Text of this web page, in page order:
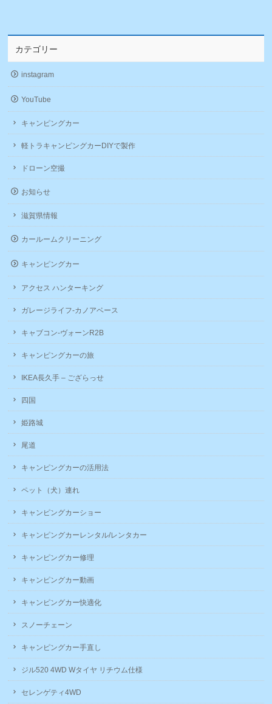
カテゴリー
instagram
YouTube
キャンピングカー
軽トラキャンピングカーDIYで製作
ドローン空撮
お知らせ
滋賀県情報
カールームクリーニング
キャンピングカー
アクセス ハンターキング
ガレージライフ-カノアベース
キャブコン-ヴォーンR2B
キャンピングカーの旅
IKEA長久手 – ござらっせ
四国
姫路城
尾道
キャンピングカーの活用法
ペット（犬）連れ
キャンピングカーショー
キャンピングカーレンタル/レンタカー
キャンピングカー修理
キャンピングカー動画
キャンピングカー快適化
スノーチェーン
キャンピングカー手直し
ジル520 4WD Wタイヤ リチウム仕様
セレンゲティ4WD